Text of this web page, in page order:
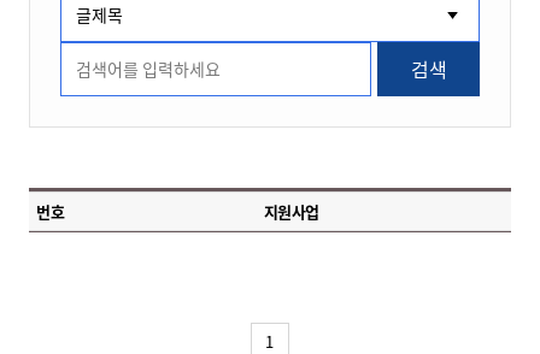
검색
번호 지원사업
1